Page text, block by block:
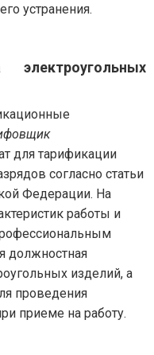
устранения.
для тарификации
согласно статьи
Федерации. На
работы и
должностная
изделий, а
проведения
приеме на работу.